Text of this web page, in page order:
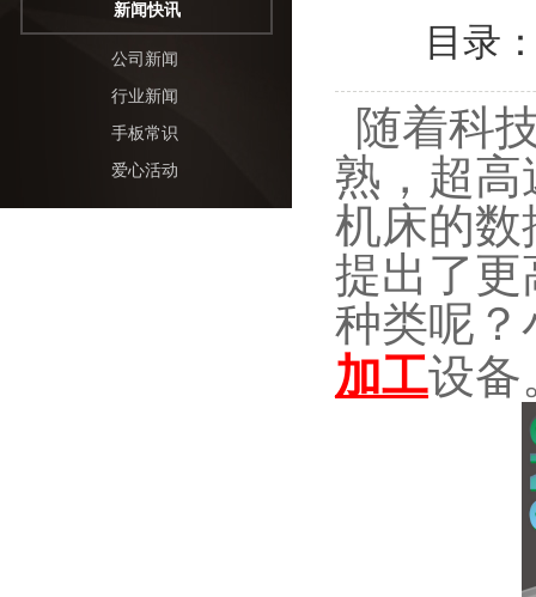
目录
随着科
熟，超
机床的数
提出了更
种类呢？
加工设备
新闻快讯
公司新闻
行业新闻
手板常识
爱心活动